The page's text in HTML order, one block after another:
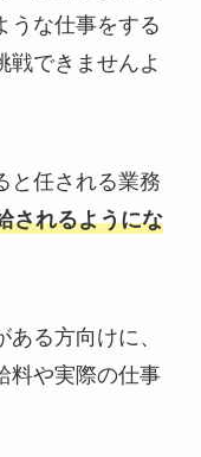
うな仕事をする
戦できませんよ
と任される業務
されるようにな
る方向けに、
料や実際の仕事